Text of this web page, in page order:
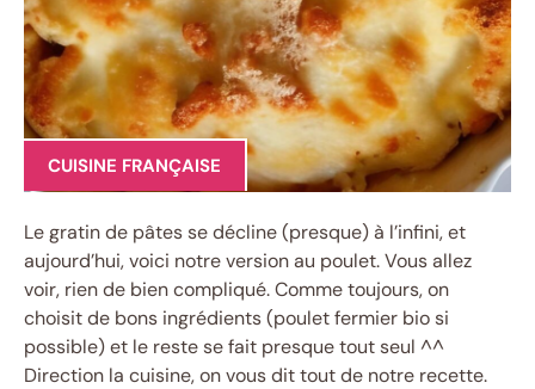
CUISINE FRANÇAISE
Le gratin de pâtes se décline (presque) à l’infini, et
aujourd’hui, voici notre version au poulet. Vous allez
voir, rien de bien compliqué. Comme toujours, on
choisit de bons ingrédients (poulet fermier bio si
possible) et le reste se fait presque tout seul ^^
Direction la cuisine, on vous dit tout de notre recette.